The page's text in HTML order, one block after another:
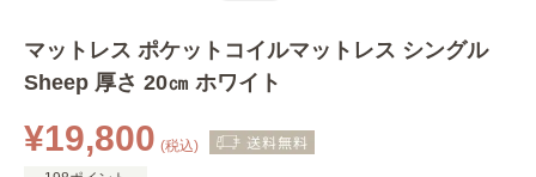
マットレス ポケットコイルマットレス シングル
Sheep 厚さ 20㎝ ホワイト
¥19,800 (税込)